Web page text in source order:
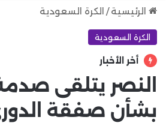
الرئيسية / الكرة السعودية
الكرة السعودية
أخر الأخبار
النصر يتلقى
بشأن صفقة